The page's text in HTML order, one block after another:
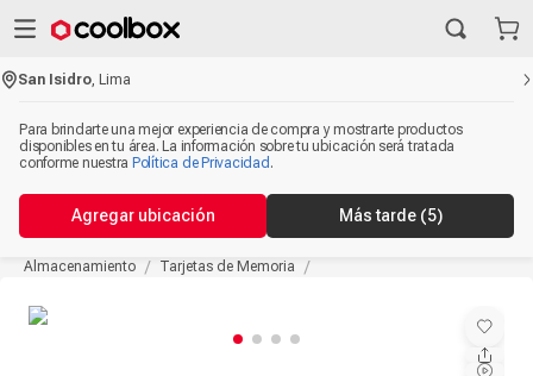
San Isidro ,Lima
Para brindarte una mejor experiencia de compra y mostrarte productos
disponibles en tu área. La información sobre tu ubicación será tratada
conforme nuestra Política de Privacidad .
Agregar ubicación Más tarde (5)
Almacenamiento Tarjetas de Memoria